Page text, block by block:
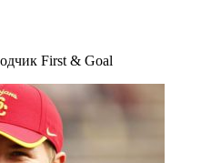
First & Goal